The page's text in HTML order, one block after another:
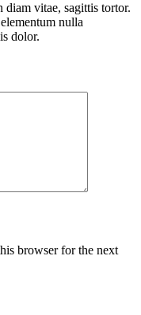
diam vitae, sagittis tortor.
nulla
dolor.
browser for the next